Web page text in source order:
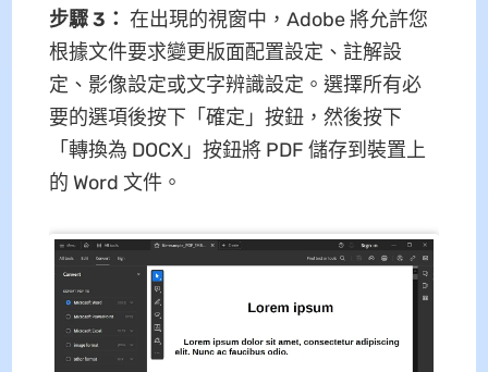
步驟 3： 在出現的視窗中，Adobe 將允許您
根據文件要求變更版面配置設定、註解設
定、影像設定或文字辨識設定。選擇所有必
要的選項後按下「確定」按鈕，然後按下
「轉換為 DOCX」按鈕將 PDF 儲存到裝置上
的 Word 文件。